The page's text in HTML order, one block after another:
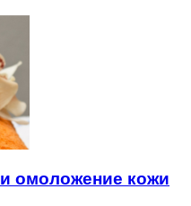
омоложение кожи